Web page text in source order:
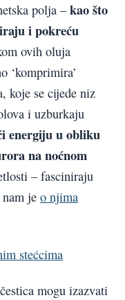
polja –kao što
i pokreću
ovih oluja
‘komprimira’
koje se cijede niz
i uzburkaju
energiju u obliku
na noćnom
– fasciniraju
je o njima
stećcima
mogu izazvati